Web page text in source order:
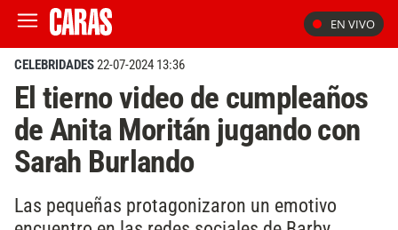
EN VIVO
CELEBRIDADES22-07-2024 13:36
El tierno video de cumpleaños
de Anita Moritán jugando con
Sarah Burlando
Las pequeñas protagonizaron un emotivo